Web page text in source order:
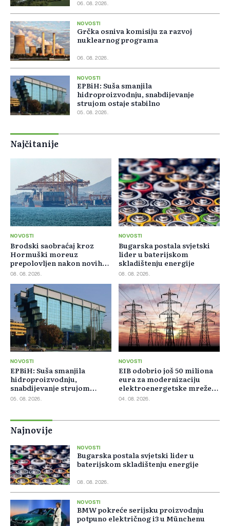
06. 08. 2026.
NOVOSTI
Grčka osniva komisiju za razvoj
nuklearnog programa
06. 08. 2026.
NOVOSTI
EPBiH: Suša smanjila
hidroproizvodnju, snabdijevanje
strujom ostaje stabilno
05. 08. 2026.
Najčitanije
NOVOSTI
Brodski saobraćaj kroz
Hormuški moreuz
prepolovljen nakon novih
blokada
08. 08. 2026.
NOVOSTI
Bugarska postala svjetski
lider u baterijskom
skladištenju energije
08. 08. 2026.
NOVOSTI
EPBiH: Suša smanjila
hidroproizvodnju,
snabdijevanje strujom
ostaje stabilno
05. 08. 2026.
NOVOSTI
EIB odobrio još 50 miliona
eura za modernizaciju
elektroenergetske mreže
Slovačke
04. 08. 2026.
Najnovije
NOVOSTI
Bugarska postala svjetski lider u
baterijskom skladištenju energije
08. 08. 2026.
NOVOSTI
BMW pokreće serijsku proizvodnju
potpuno električnog i3 u Münchenu